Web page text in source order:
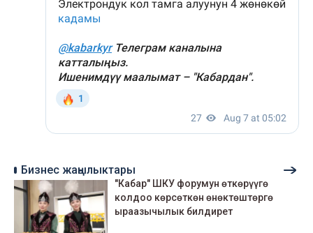
Бизнес жаңылыктары
"Кабар" ШКУ форумун өткөрүүгө
колдоо көрсөткөн өнөктөштөргө
ыраазычылык билдирет